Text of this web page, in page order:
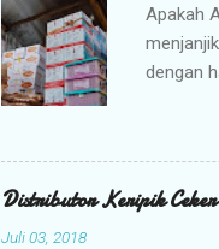
Apakah
dengan
jajanan
kami
Distributor Keripik
Juli 03, 2018